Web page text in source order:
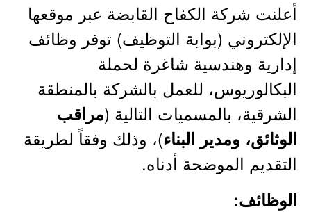
أعلنت شركة الكفاح القابضة عبر موقعها
الإلكتروني (بوابة التوظيف) توفر وظائف
إدارية وهندسية شاغرة لحملة
البكالوريوس، للعمل بالشركة بالمنطقة
الشرقية، بالمسميات التالية (مراقب
الوثائق، ومدير البناء)، وذلك وفقاً لطريقة
التقديم الموضحة أدناه.
الوظائف: